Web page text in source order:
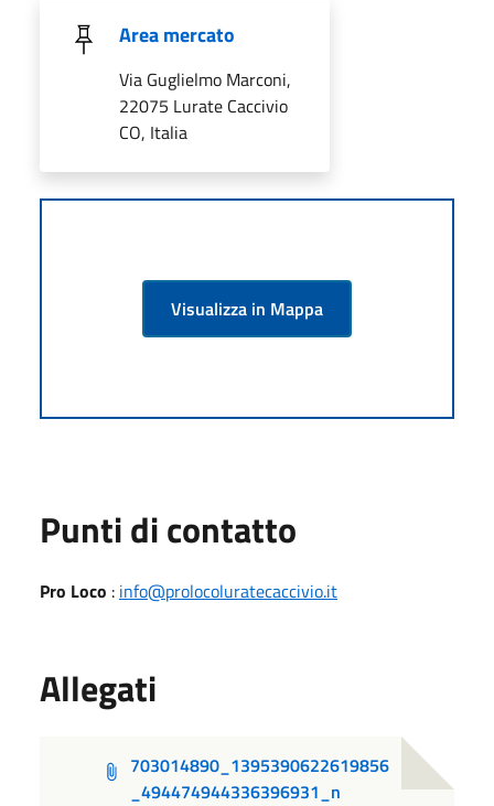
Area mercato
Via Guglielmo Marconi,
22075 Lurate Caccivio
CO, Italia
Visualizza in Mappa
Punti di contatto
Pro Loco : info@prolocoluratecaccivio.it
Allegati
703014890_1395390622619856
_494474944336396931_n